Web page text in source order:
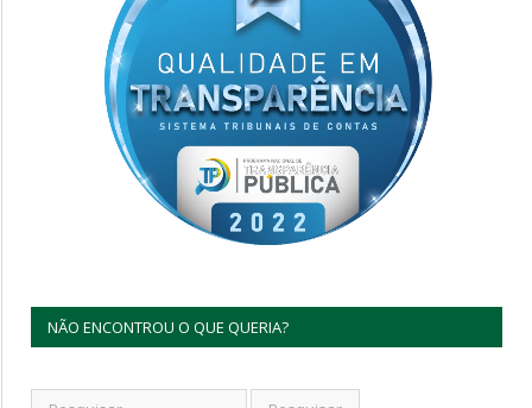
NÃO ENCONTROU O QUE QUERIA?